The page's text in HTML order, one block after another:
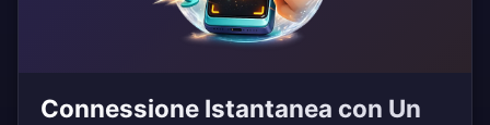
Connessione Istantanea con Un